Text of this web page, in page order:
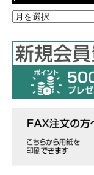
ア
ー
イ
ブ